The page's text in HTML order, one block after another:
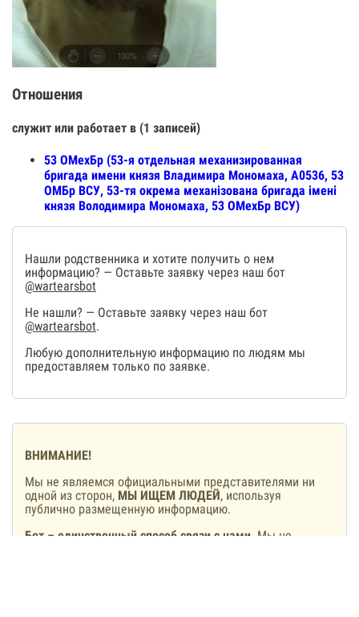
Отношения
служит или работает в (1 записей)
53 ОМехБр (53-я отдельная механизированная
бригада имени князя Владимира Мономаха, А0536, 53
ОМБр ВСУ, 53-тя окрема механізована бригада імені
князя Володимира Мономаха, 53 ОМехБр ВСУ)
Нашли родственника и хотите получить о нем
информацию? — Оставьте заявку через наш бот
@wartearsbot
Не нашли? — Оставьте заявку через наш бот
@wartearsbot.
Любую дополнительную информацию по людям мы
предоставляем только по заявке.
ВНИМАНИЕ!
Мы не являемся официальными представителями ни
одной из сторон, МЫ ИЩЕМ ЛЮДЕЙ, используя
публично размещенную информацию.
Бот – единственный способ связи с нами . Мы не